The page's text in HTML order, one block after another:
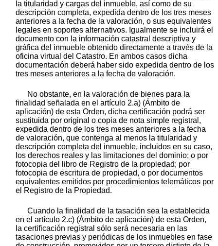
la titularidad y cargas del inmueble, así como de su
descripción completa, expedida dentro de los tres meses
anteriores a la fecha de la valoración, o sus equivalentes
legales en soportes alternativos. Igualmente se incluirá el
documento con la información catastral descriptiva y
gráfica del inmueble obtenido directamente a través de la
oficina virtual del Catastro. En ambos casos dicha
documentación deberá haber sido expedida dentro de los
tres meses anteriores a la fecha de valoración.
No obstante, en la valoración de bienes para la
finalidad señalada en el artículo 2.a) (Ámbito de
aplicación) de esta Orden, dicha certificación podrá ser
sustituida por original o copia de nota simple registral,
expedida dentro de los tres meses anteriores a la fecha
de valoración, que contenga al menos la titularidad y
descripción completa del inmueble, incluidos en su caso,
los derechos reales y las limitaciones del dominio; o por
fotocopia del libro de Registro de la propiedad; por
fotocopia de escritura de propiedad, o por documentos
equivalentes emitidos por procedimientos telemáticos por
el Registro de la Propiedad.
Cuando la finalidad de la tasación sea la establecida
en el artículo 2.c) (Ámbito de aplicación) de esta Orden,
la certificación registral sólo será necesaria en las
tasaciones previas y periódicas de los inmuebles en fase